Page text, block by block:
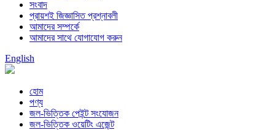
সংবাদ
প্রায়শই জিজ্ঞাসিত প্রশ্নাবলী
আমাদের সম্পর্কে
আমাদের সাথে যোগাযোগ করুন
English
হোম
পণ্য
জল-ভিত্তিক পেইন্ট সংযোজন
জল-ভিত্তিক ওয়েটিং এজেন্ট